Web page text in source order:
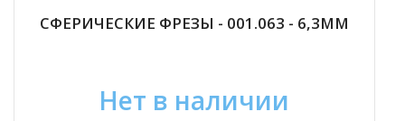
СФЕРИЧЕСКИЕ ФРЕЗЫ - 001.063 - 6,3ММ
Нет в наличии